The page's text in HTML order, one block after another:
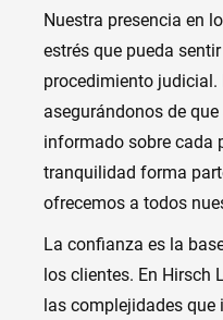
Nuestra presencia en
estrés que pueda
procedimiento judicial.
asegurándonos de
informado sobre cada
tranquilidad forma
ofrecemos a todos
La confianza es la
los clientes. En Hirsch
las complejidades que